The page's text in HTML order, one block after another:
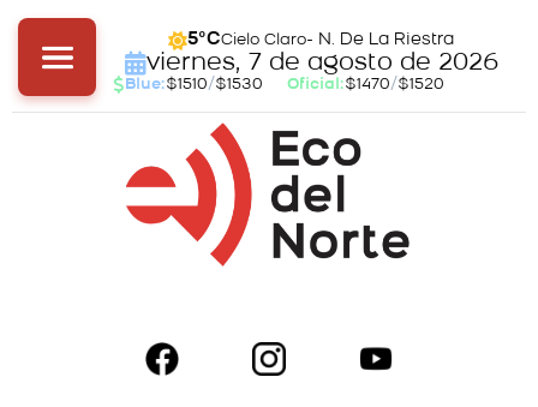
5°CCielo Claro- N. De La Riestra
viernes, 7 de agosto de 2026
Blue:$1510/$1530 Oficial:$1470/$1520